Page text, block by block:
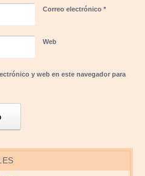
Correo electrónico*
Web
y web en este navegador para